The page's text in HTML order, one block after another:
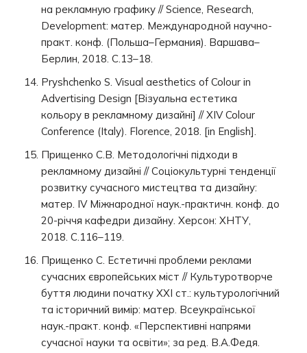
на рекламную графику // Science, Research,
Development: матер. Международной научно-
практ. конф. (Польша–Германия). Варшава–
Берлин, 2018. С.13–18.
Pryshchenko S. Visual aesthetics of Colour in
Advertising Design [Візуальна естетика
кольору в рекламному дизайні] // XIV Colour
Conference (Italy). Florence, 2018. [in English].
Прищенко С.В. Методологічні підходи в
рекламному дизайні // Соціокультурні тенденції
розвитку сучасного мистецтва та дизайну:
матер. IV Міжнародної наук.-практичн. конф. до
20-річчя кафедри дизайну. Херсон: ХНТУ,
2018. С.116–119.
Прищенко С. Естетичні проблеми реклами
сучасних європейських міст // Культуротворче
буття людини початку XXI ст.: культурологічний
та історичний вимір: матер. Всеукраїнської
наук.-практ. конф. «Перспективні напрями
сучасної науки та освіти»; за ред. В.А.Федя.